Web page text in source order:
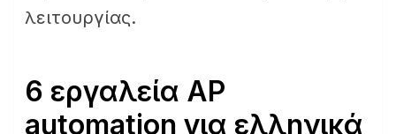
λειτουργίας.
6 εργαλεία AP
automation για ελληνικά